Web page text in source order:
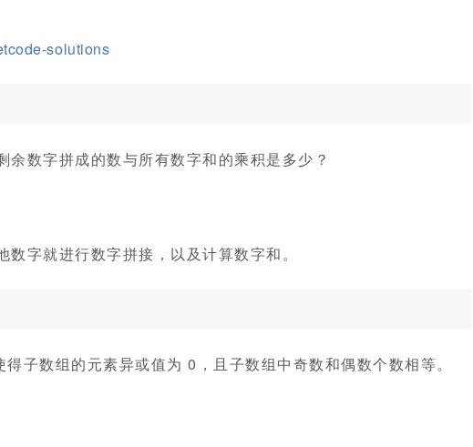
solutions
数字拼成的数与所有数字和的乘积是多少？
字就进行数字拼接，以及计算数字和。
子数组的元素异或值为 0，且子数组中奇数和偶数个数相等。